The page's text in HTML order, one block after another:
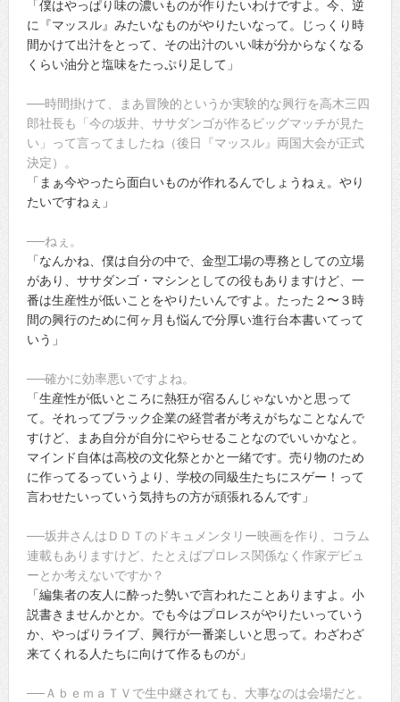
「僕はやっぱり味の濃いものが作りたいわけですよ。今、逆
に『マッスル』みたいなものがやりたいなって。じっくり時
間かけて出汁をとって、その出汁のいい味が分からなくなる
くらい油分と塩味をたっぷり足して」
──時間掛けて、まあ冒険的というか実験的な興行を高木三四
郎社長も「今の坂井、ササダンゴが作るビッグマッチが見た
い」って言ってましたね（後日『マッスル』両国大会が正式
決定）。
「まぁ今やったら面白いものが作れるんでしょうねぇ。やり
たいですねぇ」
──ねぇ。
「なんかね、僕は自分の中で、金型工場の専務としての立場
があり、ササダンゴ・マシンとしての役もありますけど、一
番は生産性が低いことをやりたいんですよ。たった２〜３時
間の興行のために何ヶ月も悩んで分厚い進行台本書いてって
いう」
──確かに効率悪いですよね。
「生産性が低いところに熱狂が宿るんじゃないかと思って
て。それってブラック企業の経営者が考えがちなことなんで
すけど、まあ自分が自分にやらせることなのでいいかなと。
マインド自体は高校の文化祭とかと一緒です。売り物のため
に作ってるっていうより、学校の同級生たちにスゲー！って
言わせたいっていう気持ちの方が頑張れるんです」
──坂井さんはＤＤＴのドキュメンタリー映画を作り、コラム
連載もありますけど、たとえばプロレス関係なく作家デビュ
ーとか考えないですか？
「編集者の友人に酔った勢いで言われたことありますよ。小
説書きませんかとか。でも今はプロレスがやりたいっていう
か、やっぱりライブ、興行が一番楽しいと思って。わざわざ
来てくれる人たちに向けて作るものが」
──ＡｂｅｍａＴＶで生中継されても、大事なのは会場だと。